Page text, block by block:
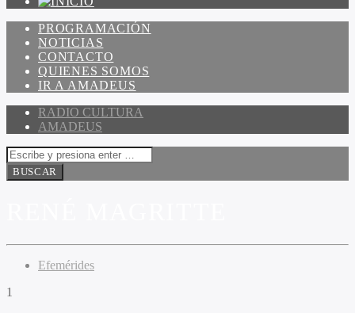
PROGRAMACIÓN
NOTICIAS
CONTACTO
QUIENES SOMOS
IR A AMADEUS
RADIO CULTURA
AMADEUS
Efemérides
1